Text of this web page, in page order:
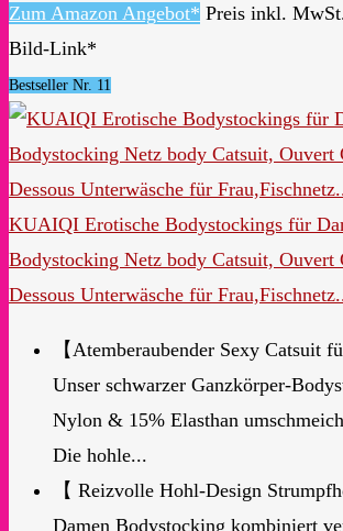
Zum Amazon Angebot* Preis inkl.
Bild-Link*
Bestseller Nr. 11
KUAIQI Erotische Bodystockings für
Bodystocking Netz body Catsuit, Ouvert
Dessous Unterwäsche für
【Atemberaubender Sexy Catsuit
Unser schwarzer Ganzkörper-
Nylon & 15% Elasthan
Die hohle...
【 Reizvolle Hohl-Design
Damen Bodystocking kombiniert